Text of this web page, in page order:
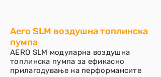
Aero SLM воздушна топлинска
пумпа
AERO SLM модуларна воздушна
топлинска пумпа за ефикасно
прилагодување на перформансите